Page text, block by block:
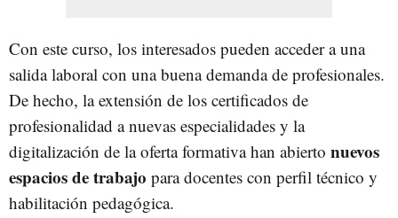
Con este curso, los interesados pueden acceder a una
salida laboral con una buena demanda de profesionales.
De hecho, la extensión de los certificados de
profesionalidad a nuevas especialidades y la
digitalización de la oferta formativa han abierto nuevos
espacios de trabajo para docentes con perfil técnico y
habilitación pedagógica.